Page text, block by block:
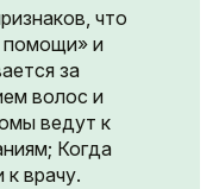
что
помощи» и
за
волос и
ведут к
Когда
врачу.